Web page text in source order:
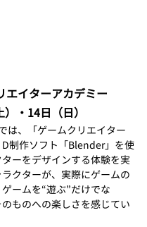
イターアカデミー
・14日（日）
は、「ゲームクリエイター
制作ソフト「Blender」を使
ーをデザインする体験を実
クターが、実際にゲームの
ームを“遊ぶ”だけでな
ものへの楽しさを感じてい